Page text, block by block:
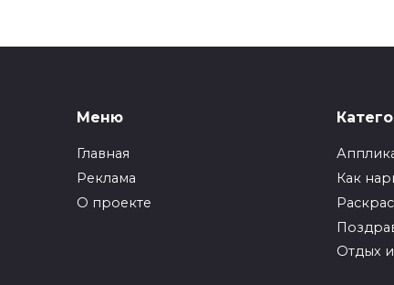
Меню
Главная
Реклама
О проекте
Как
Отдых